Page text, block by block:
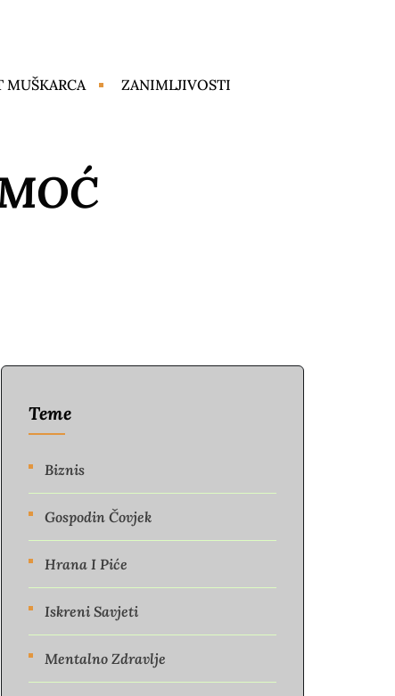
MUŠKARCA ZANIMLJIVOSTI
Teme
Biznis
Gospodin Čovjek
Hrana I Piće
Iskreni Savjeti
Mentalno Zdravlje